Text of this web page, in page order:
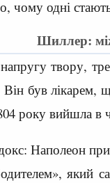
чому одні
Шиллер:
твору,
Він був
року вийшла в
Наполеон
який